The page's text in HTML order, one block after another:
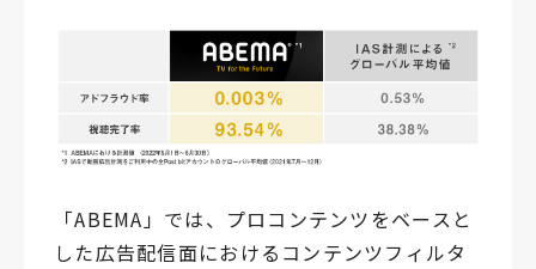
「ABEMA」では、プロコンテンツをベースと
した広告配信面におけるコンテンツフィルタ